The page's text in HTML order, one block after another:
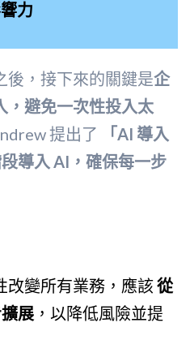
力
後，接下來的關鍵是企
，避免一次性投入太
提出了
「AI 導入
導入 AI，確保每一步
改變所有業務，應該從
展 ，以降低風險並提